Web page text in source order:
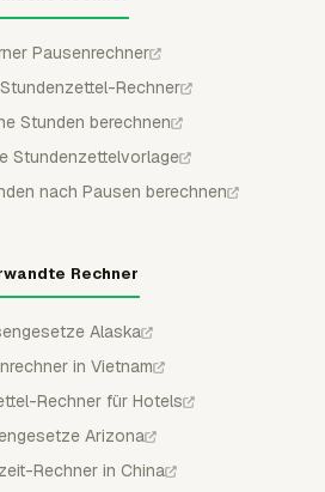
Pausenrechner
Rechner
Stunden berechnen
Stundenzettelvorlage
nach Pausen berechnen
Rechner
Alaska
in Vietnam
Rechner für Hotels
Arizona
Rechner in China